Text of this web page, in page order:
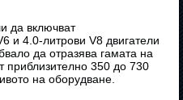
да включват
и 4.0-литрови V8 двигатели
да отразява гамата на
приблизително 350 до 730
на оборудване.